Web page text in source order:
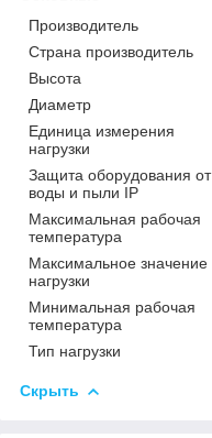
Производитель
Страна производитель
Высота
Диаметр
Единица измерения
нагрузки
Защита оборудования от
воды и пыли IP
Максимальная рабочая
температура
Максимальное значение
нагрузки
Минимальная рабочая
температура
Тип нагрузки
Скрыть